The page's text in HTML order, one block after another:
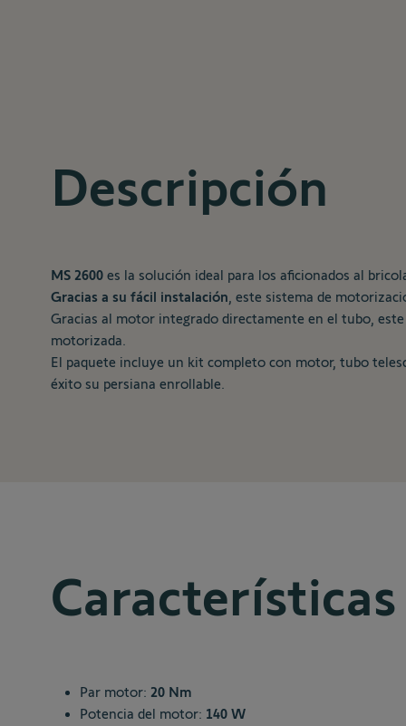
Descripción
MS 2600 es la solución ideal para los aficionados al
Gracias a su fácil instalación , este sistema de
Gracias al motor integrado directamente en el tubo,
motorizada.
El paquete incluye un kit completo con motor, tubo
éxito su persiana enrollable.
Características
Par motor: 20 Nm
Potencia del motor: 140 W